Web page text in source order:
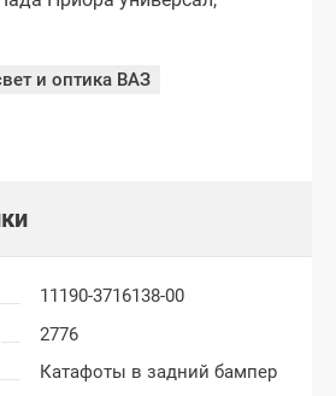
и оптика ВАЗ
11190-3716138-00
2776
Катафоты в задний бампер